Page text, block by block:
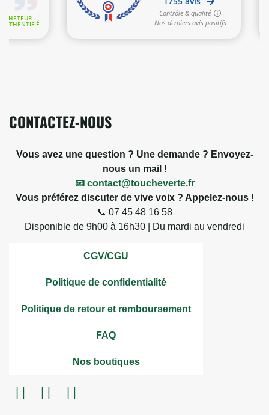
30 avis
CONTACTEZ-NOUS
Vous avez une question ? Une demande ? Envoyez-
nous un mail !
📧 contact@toucheverte.fr
Vous préférez discuter de vive voix ? Appelez-nous !
📞 07 45 48 16 58
Disponible de 9h00 à 16h30 | Du mardi au vendredi
CGV/CGU
Politique de confidentialité
Politique de retour et remboursement
FAQ
Nos boutiques